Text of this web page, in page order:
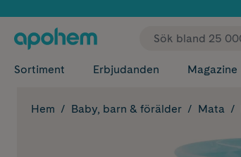
Sortiment Erbjudanden Magazine
Hem Baby, barn & förälder Mata